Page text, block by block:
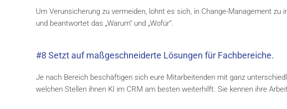
Um Verunsicherung zu vermeiden, lohnt es sich, in Change-Management
und beantwortet das „Warum“ und „Wofür“.
#8 Setzt auf maßgeschneiderte Lösungen für Fachbereiche.
Je nach Bereich beschäftigen sich eure Mitarbeitenden mit ganz
welchen Stellen ihnen KI im CRM am besten weiterhilft. Sie kennen ihre